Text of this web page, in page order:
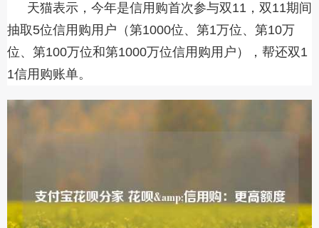
天猫表示，今年是信用购首次参与双11，双11期间
抽取5位信用购用户（第1000位、第1万位、第10万
位、第100万位和第1000万位信用购用户），帮还双1
1信用购账单。